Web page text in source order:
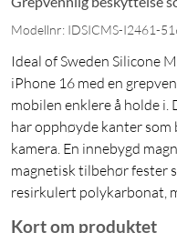
Modellnr: IDSICMS-I2461-
Ideal of Sweden Silicone
iPhone 16 med en
mobilen enklere å holde
har opphøyde kanter
kamera. En innebygd
magnetisk tilbehør fester
resirkulert polykarbonat,
Kort om produktet